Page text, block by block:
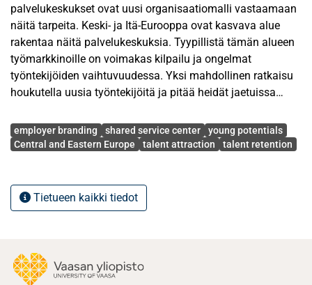
palvelukeskukset ovat uusi organisaatiomalli vastaamaan
näitä tarpeita. Keski- ja Itä-Eurooppa ovat kasvava alue
rakentaa näitä palvelukeskuksia. Tyypillistä tämän alueen
työmarkkinoille on voimakas kilpailu ja ongelmat
työntekijöiden vaihtuvuudessa. Yksi mahdollinen ratkaisu
houkutella uusia työntekijöitä ja pitää heidät jaetuissa
Tämä mielikuva saattaa nousta erityisen tärkeäksi, sillä
palvelukeskusten rekrytoinnin kohderyhmänä ovat
jaetussa palvelukeskuksessa, joka keskittyy
henkilöstöhallintoon ja sijaitsee Keski-Euroopassa.
Tutkimustulokset yhdistävät edellisten tutkimusten
tuloksia työnantajamielikuvasta ja jaetuista
Avainsanat
employer branding shared service center
young potentials
Central and Eastern Europe
talent attraction talent retention
Tietueen kaikki tiedot